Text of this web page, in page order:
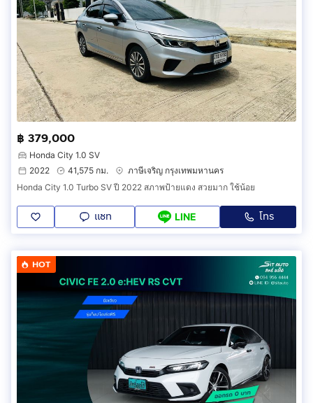
฿ 379,000
Honda City 1.0 SV
2022
41,575 กม.
ภาษีเจริญ กรุงเทพมหานคร
Honda City 1.0 Turbo SV ปี 2022 สภาพป้ายแดง สวยมาก ใช้น้อย
แชท LINE โทร
HOT